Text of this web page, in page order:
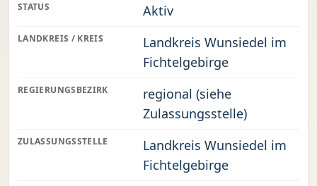
STATUS Aktiv
LANDKREIS / KREIS
Landkreis Wunsiedel im
Fichtelgebirge
REGIERUNGSBEZIRK
regional (siehe
Zulassungsstelle)
ZULASSUNGSSTELLE
Landkreis Wunsiedel im
Fichtelgebirge